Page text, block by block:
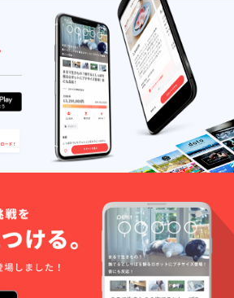
ut/koko
ronoki/
） 詳細
は本文
中のリ
ターン
紹介の
項目を
ご覧く
ださい
開催
日：
2022/3/
時～12
時まで
参加方
法：
zoom